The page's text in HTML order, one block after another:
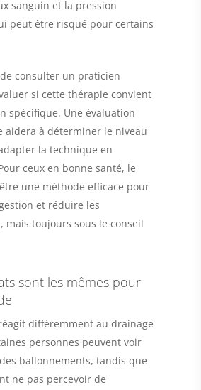
sanguin et la pression
peut être risqué pour certains
consulter un praticien
si cette thérapie convient
spécifique. Une évaluation
aidera à déterminer le niveau
la technique en
ceux en bonne santé, le
une méthode efficace pour
et réduire les
mais toujours sous le conseil
sont les mêmes pour
différemment au drainage
personnes peuvent voir
ballonnements, tandis que
ne pas percevoir de